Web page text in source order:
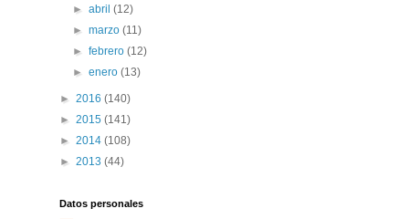
►abril(12)
►marzo(11)
►febrero(12)
►enero(13)
► 2016 (140)
► 2015 (141)
► 2014 (108)
► 2013 (44)
Datos personales